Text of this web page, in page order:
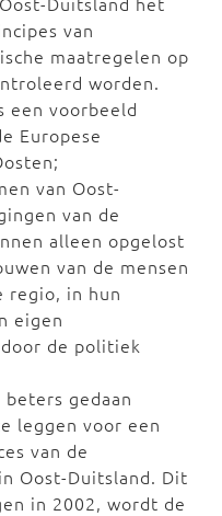
van
maatregelen op
worden.
een voorbeeld
Europese
van Oost-
van de
alleen opgelost
van de mensen
regio, in hun
eigen
de politiek
beters gedaan
leggen voor een
van de
Oost-Duitsland. Dit
in 2002, wordt de